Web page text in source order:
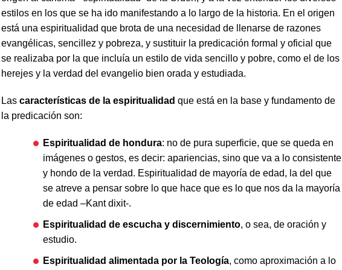
estilos en los que se ha ido manifestando a lo largo de la historia. En el origen
está una espiritualidad que brota de una necesidad de llenarse de razones
evangélicas, sencillez y pobreza, y sustituir la predicación formal y oficial que
se realizaba por la que incluía un estilo de vida sencillo y pobre, como el de los
herejes y la verdad del evangelio bien orada y estudiada.
Las características de la espiritualidad que está en la base y fundamento de
la predicación son:
Espiritualidad de hondura: no de pura superficie, que se queda en
imágenes o gestos, es decir: apariencias, sino que va a lo consistente
y hondo de la verdad. Espiritualidad de mayoría de edad, la del que
se atreve a pensar sobre lo que hace que es lo que nos da la mayoría
de edad –Kant dixit-.
Espiritualidad de escucha y discernimiento, o sea, de oración y
estudio.
Espiritualidad alimentada por la Teología, como aproximación a lo